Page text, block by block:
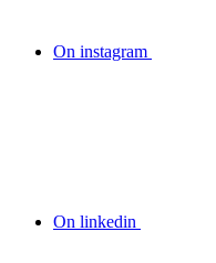
On instagram
On linkedin